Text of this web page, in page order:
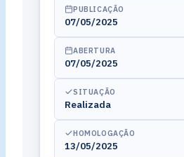
PUBLICAÇÃO
07/05/2025
ABERTURA
07/05/2025
SITUAÇÃO
Realizada
HOMOLOGAÇÃO
13/05/2025